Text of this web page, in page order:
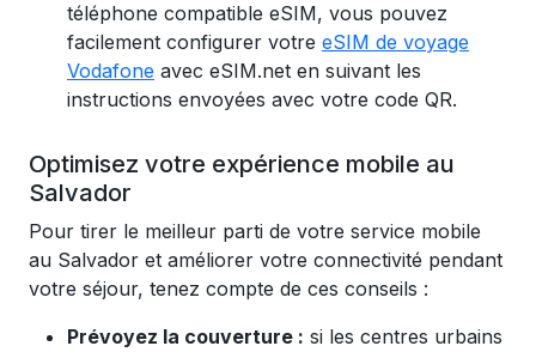
téléphone compatible eSIM, vous pouvez
facilement configurer votre eSIM de voyage
Vodafone avec eSIM.net en suivant les
instructions envoyées avec votre code QR.
Optimisez votre expérience mobile au
Salvador
Pour tirer le meilleur parti de votre service mobile
au Salvador et améliorer votre connectivité pendant
votre séjour, tenez compte de ces conseils :
Prévoyez la couverture : si les centres urbains